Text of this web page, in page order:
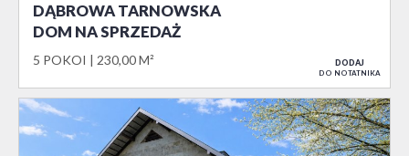
DĄBROWA TARNOWSKA
DOM NA SPRZEDAŻ
5 POKOI 230,00 M² DODAJ
DO NOTATNIKA